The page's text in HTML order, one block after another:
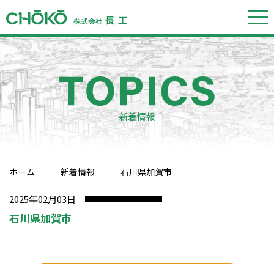
新着情報
ホーム － 新着情報 － 石川県加賀市
2025年02月03日
石川県加賀市